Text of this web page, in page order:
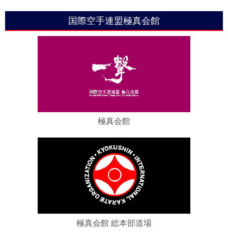
国際空手連盟極真会館
極真会館
極真会館 総本部道場